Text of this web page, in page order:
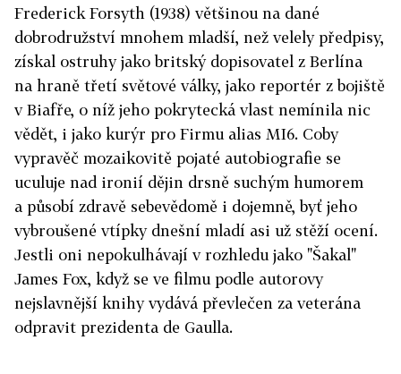
Frederick Forsyth (1938) většinou na dané
dobrodružství mnohem mladší, než velely předpisy,
získal ostruhy jako britský dopisovatel z Berlína
na hraně třetí světové války, jako reportér z bojiště
v Biafře, o níž jeho pokrytecká vlast nemínila nic
vědět, i jako kurýr pro Firmu alias MI6. Coby
vypravěč mozaikovitě pojaté autobiografie se
uculuje nad ironií dějin drsně suchým humorem
a působí zdravě sebevědomě i dojemně, byť jeho
vybroušené vtípky dnešní mladí asi už stěží ocení.
Jestli oni nepokulhávají v rozhledu jako "Šakal"
James Fox, když se ve filmu podle autorovy
nejslavnější knihy vydává převlečen za veterána
odpravit prezidenta de Gaulla.